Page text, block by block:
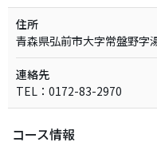
住所
青森県弘前市大字常盤野字
連絡先
TEL：0172-83-2970
コース情報